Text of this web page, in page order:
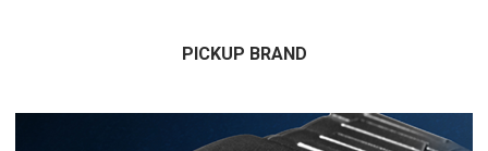
PICKUP BRAND